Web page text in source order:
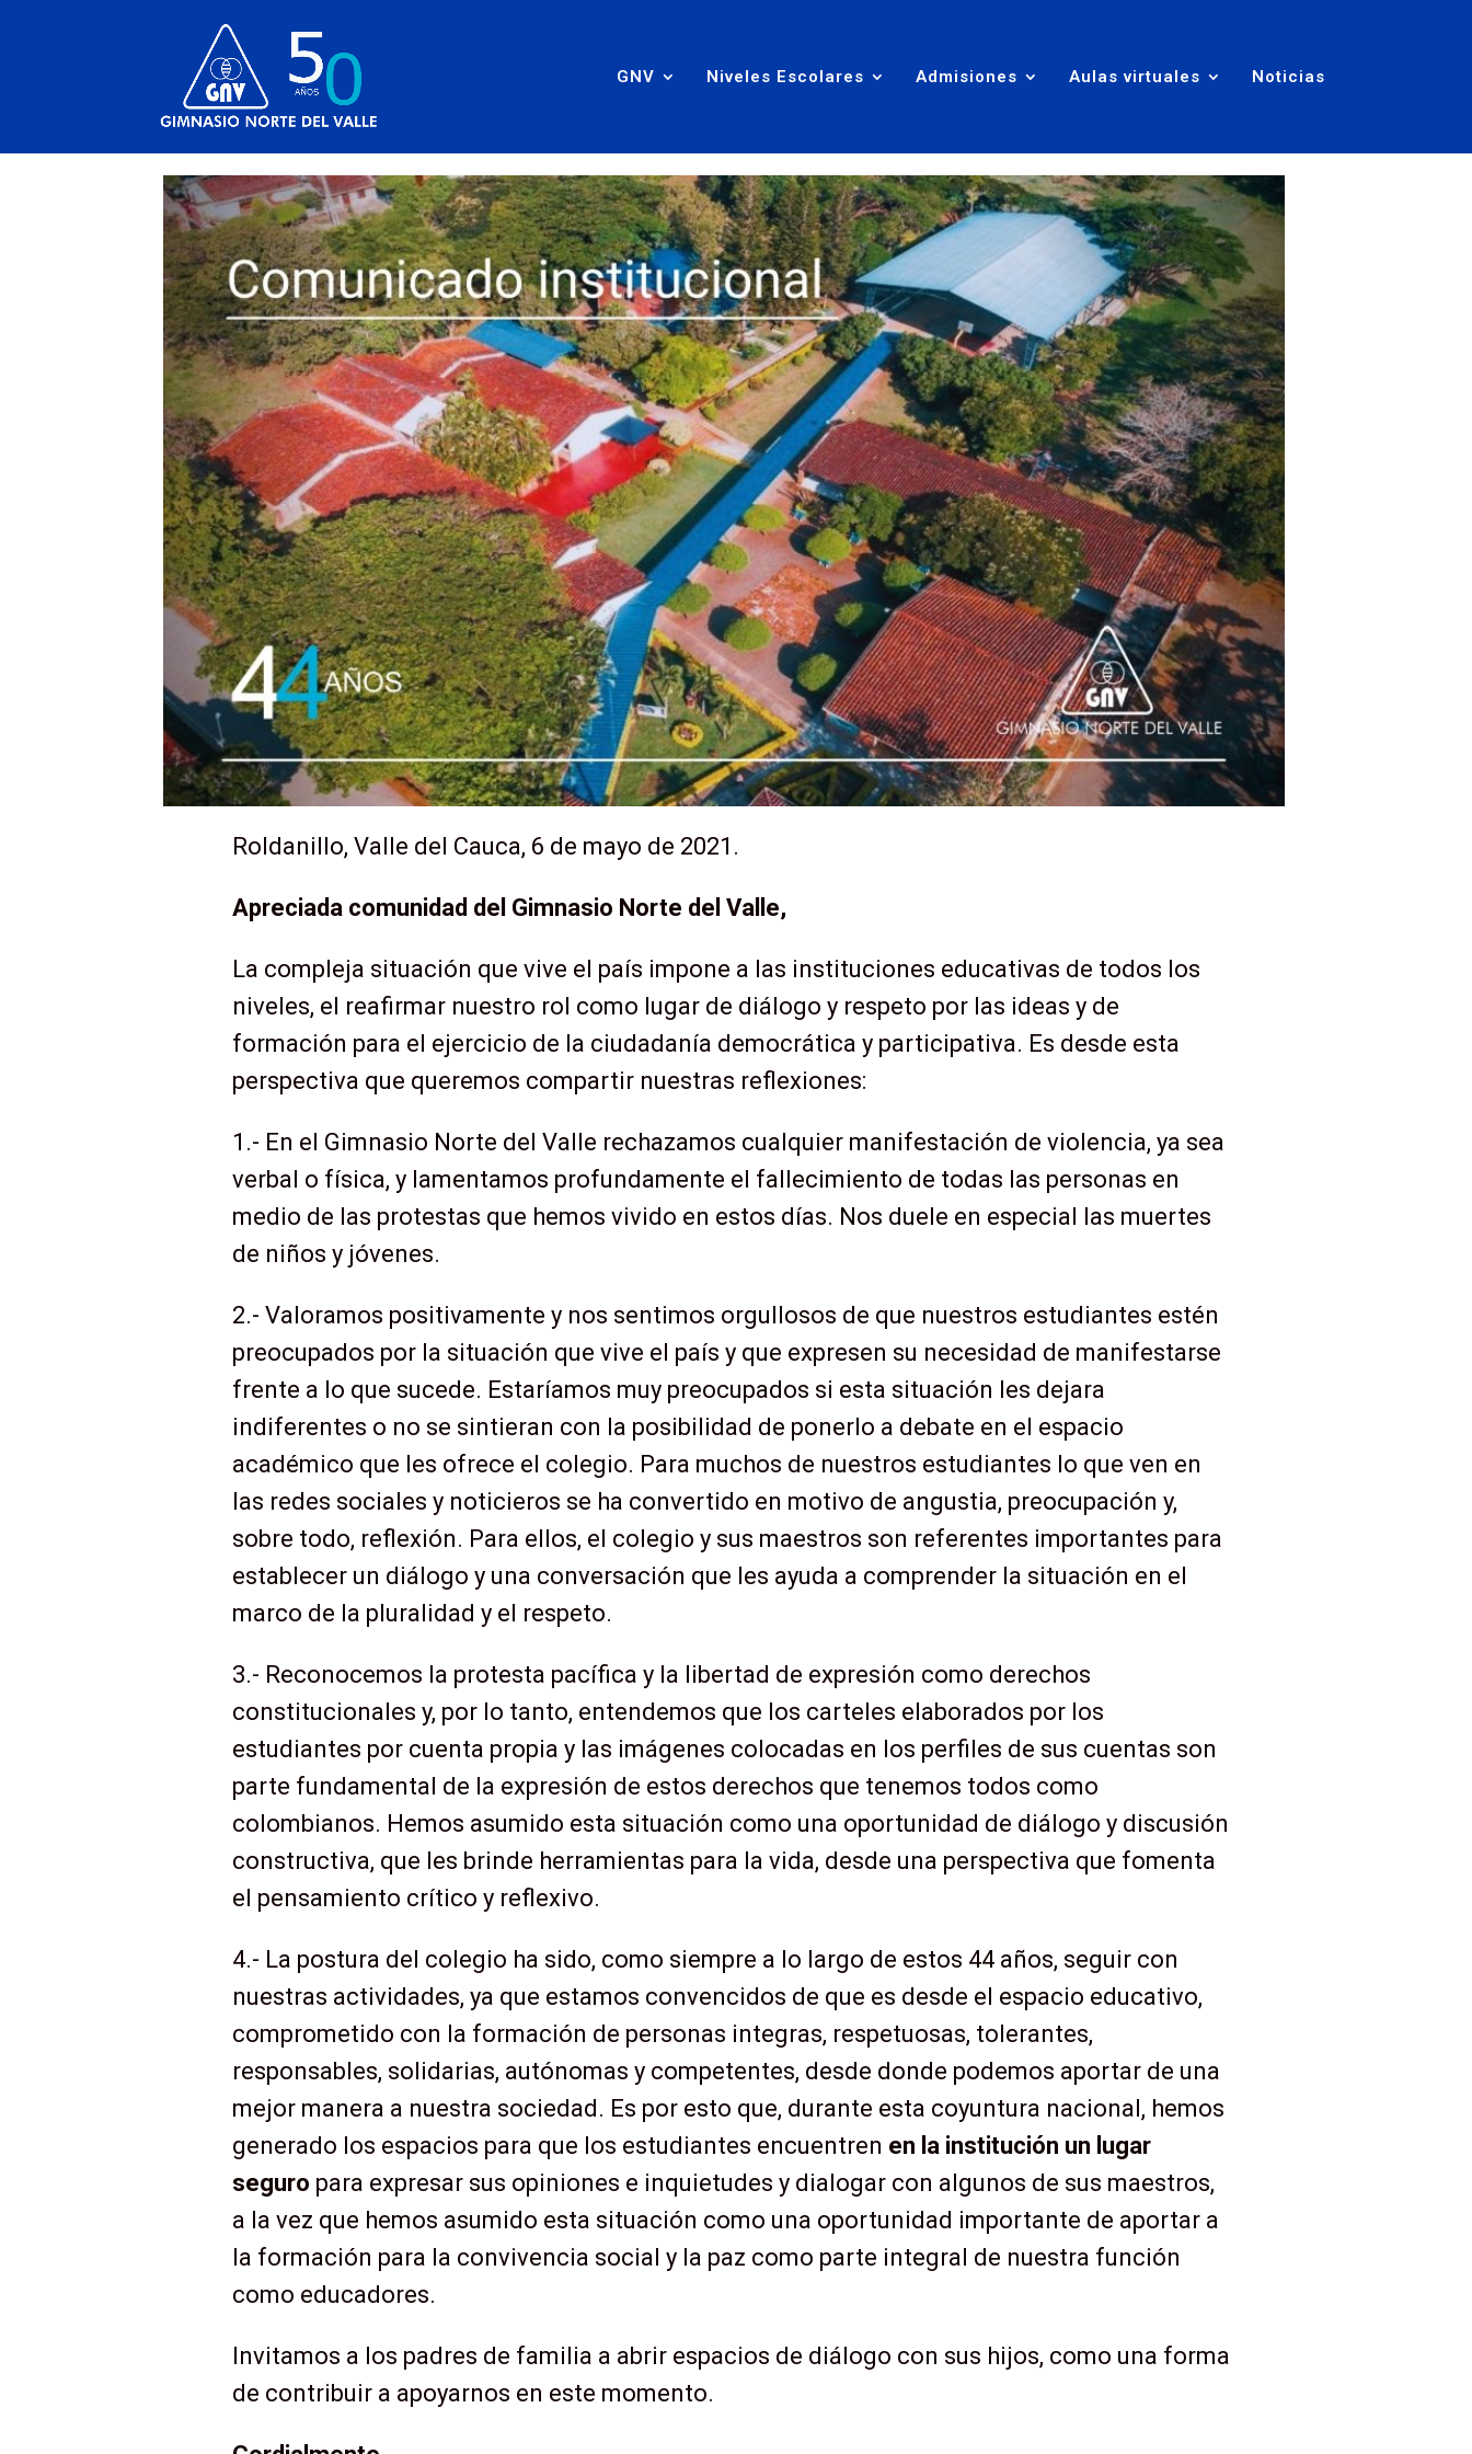
GNV Niveles Escolares Admisiones Aulas virtuales Noticias
Roldanillo, Valle del Cauca, 6 de mayo de 2021.
Apreciada comunidad del Gimnasio Norte del Valle,
La compleja situación que vive el país impone a las instituciones educativas de todos los
niveles, el reafirmar nuestro rol como lugar de diálogo y respeto por las ideas y de
formación para el ejercicio de la ciudadanía democrática y participativa. Es desde esta
perspectiva que queremos compartir nuestras reflexiones:
1.- En el Gimnasio Norte del Valle rechazamos cualquier manifestación de violencia, ya sea
verbal o física, y lamentamos profundamente el fallecimiento de todas las personas en
medio de las protestas que hemos vivido en estos días. Nos duele en especial las muertes
de niños y jóvenes.
2.- Valoramos positivamente y nos sentimos orgullosos de que nuestros estudiantes estén
preocupados por la situación que vive el país y que expresen su necesidad de manifestarse
frente a lo que sucede. Estaríamos muy preocupados si esta situación les dejara
indiferentes o no se sintieran con la posibilidad de ponerlo a debate en el espacio
académico que les ofrece el colegio. Para muchos de nuestros estudiantes lo que ven en
las redes sociales y noticieros se ha convertido en motivo de angustia, preocupación y,
sobre todo, reflexión. Para ellos, el colegio y sus maestros son referentes importantes para
establecer un diálogo y una conversación que les ayuda a comprender la situación en el
marco de la pluralidad y el respeto.
3.- Reconocemos la protesta pacífica y la libertad de expresión como derechos
constitucionales y, por lo tanto, entendemos que los carteles elaborados por los
estudiantes por cuenta propia y las imágenes colocadas en los perfiles de sus cuentas son
parte fundamental de la expresión de estos derechos que tenemos todos como
colombianos. Hemos asumido esta situación como una oportunidad de diálogo y discusión
constructiva, que les brinde herramientas para la vida, desde una perspectiva que fomenta
el pensamiento crítico y reflexivo.
4.- La postura del colegio ha sido, como siempre a lo largo de estos 44 años, seguir con
nuestras actividades, ya que estamos convencidos de que es desde el espacio educativo,
comprometido con la formación de personas integras, respetuosas, tolerantes,
responsables, solidarias, autónomas y competentes, desde donde podemos aportar de una
mejor manera a nuestra sociedad. Es por esto que, durante esta coyuntura nacional, hemos
generado los espacios para que los estudiantes encuentren en la institución un lugar
seguro para expresar sus opiniones e inquietudes y dialogar con algunos de sus maestros,
a la vez que hemos asumido esta situación como una oportunidad importante de aportar a
la formación para la convivencia social y la paz como parte integral de nuestra función
como educadores.
Invitamos a los padres de familia a abrir espacios de diálogo con sus hijos, como una forma
de contribuir a apoyarnos en este momento.